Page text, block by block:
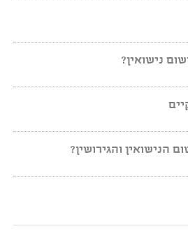
נישואין?
הנישואין והגירושין?